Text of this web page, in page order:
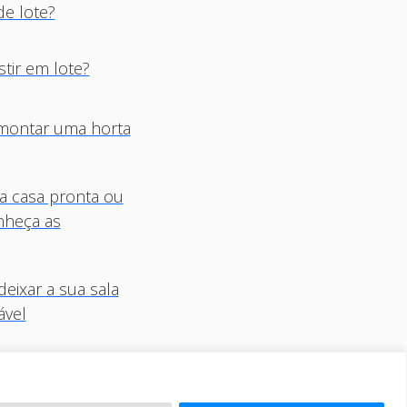
lote?
em lote?
uma horta
casa pronta ou
as
a sua sala